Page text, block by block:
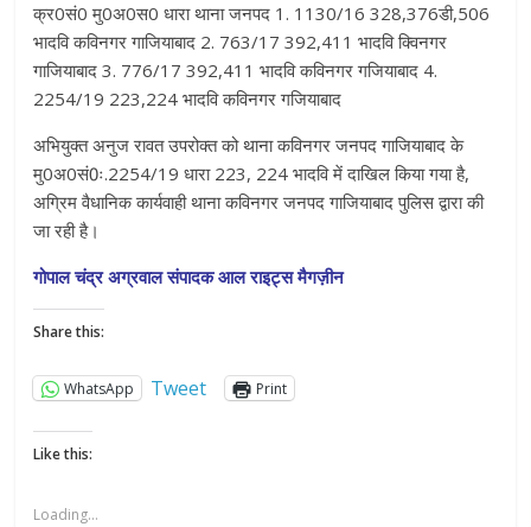
क्र0सं0 मु0अ0स0 धारा थाना जनपद 1. 1130/16 328,376डी,506
भादवि कविनगर गाजियाबाद 2. 763/17 392,411 भादवि क्विनगर
गाजियाबाद 3. 776/17 392,411 भादवि कविनगर गजियाबाद 4.
2254/19 223,224 भादवि कविनगर गजियाबाद
अभियुक्त अनुज रावत उपरोक्त को थाना कविनगर जनपद गाजियाबाद के
मु0अ0सं0ः.2254/19 धारा 223, 224 भादवि में दाखिल किया गया है,
अग्रिम वैधानिक कार्यवाही थाना कविनगर जनपद गाजियाबाद पुलिस द्वारा की
जा रही है।
गोपाल चंद्र अग्रवाल संपादक आल राइट्स मैगज़ीन
Share this:
WhatsApp Tweet Print
Like this:
Loading...